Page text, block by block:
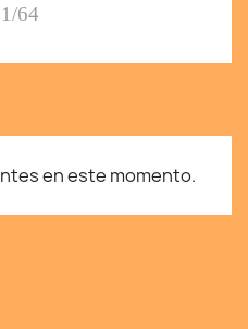
64
en este momento.